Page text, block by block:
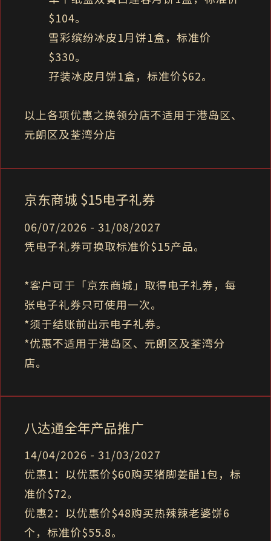
$104。
雪彩缤纷冰皮1月饼1盒，标准价
$330。
孖装冰皮月饼1盒，标准价$62。
以上各项优惠之换领分店不适用于港岛区、
元朗区及荃湾分店
京东商城 $15电子礼券
06/07/2026 - 31/08/2027
凭电子礼券可换取标准价$15产品。
*客户可于「京东商城」取得电子礼券，每
张电子礼券只可使用一次。
*须于结账前出示电子礼券。
*优惠不适用于港岛区、元朗区及荃湾分
店。
八达通全年产品推广
14/04/2026 - 31/03/2027
优惠1：以优惠价$60购买猪脚姜醋1包，标
准价$72。
优惠2：以优惠价$48购买热辣辣老婆饼6
个，标准价$55.8。